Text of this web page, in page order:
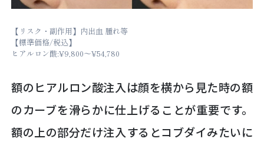
【リスク・副作用】内出血 腫れ等
【標準価格/税込】
ヒアルロン酸:¥9,800～¥54,780
額のヒアルロン酸注入は顔を横から見た時の額
のカーブを滑らかに仕上げることが重要です。
額の上の部分だけ注入するとコブダイみたいに